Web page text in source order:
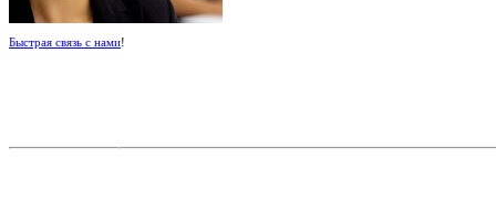
Быстрая связь с нами!